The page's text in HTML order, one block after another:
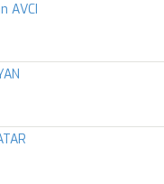
AVCI